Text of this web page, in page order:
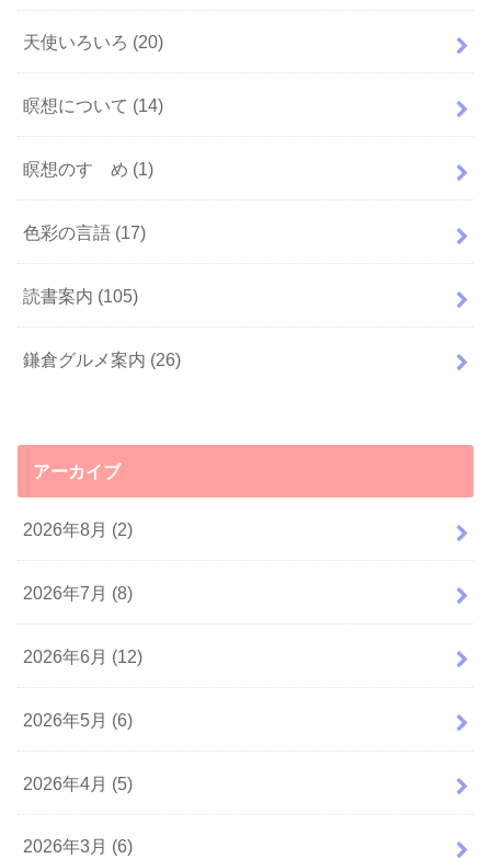
天使いろいろ (20)
瞑想について (14)
瞑想のすゝめ (1)
色彩の言語 (17)
読書案内 (105)
鎌倉グルメ案内 (26)
アーカイブ
2026年8月 (2)
2026年7月 (8)
2026年6月 (12)
2026年5月 (6)
2026年4月 (5)
2026年3月 (6)